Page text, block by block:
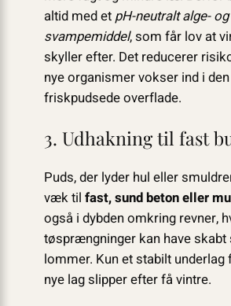
altid med etpH-neutralt alge- og
svampemiddel, som får lov at
skyller efter. Det reducerer
nye organismer vokser ind i den
friskpudsede overflade.
3. Udhakning til fast
Puds, der lyder hul eller
væk til fast, sund beton eller
også i dybden omkring revner,
tøsprængninger kan have skabt
lommer. Kun et stabilt underlag
nye lag slipper efter få vintre.